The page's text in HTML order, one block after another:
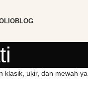
BLOG
ukir, dan mewah